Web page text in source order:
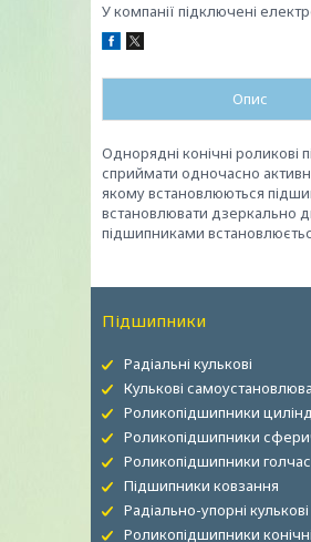
У компанії підключені
Опис
Однорядні конічні
сприймати одночасно
якому встановлюються
встановлювати дзеркально
підшипниками
Підшипники
Радіальні кулькові
Кулькові
Роликопідшипники
Роликопідшипники
Роликопідшипники
Підшипники ковзання
Радіально-упорні кулькові
Роликопідшипники конічні